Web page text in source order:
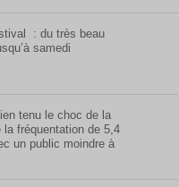
: du très beau
samedi
tenu le choc de la
fréquentation de 5,4
un public moindre à